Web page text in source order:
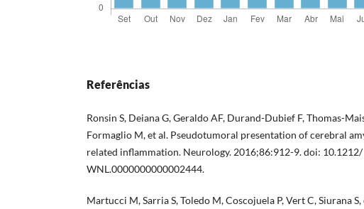
Referências
Ronsin S, Deiana G, Geraldo AF, Durand-Dubief F, Thomas-
Formaglio M, et al. Pseudotumoral presentation of cerebral
related inflammation. Neurology. 2016;86:912-9. doi: 10.1212/
WNL.0000000000002444.
Martucci M, Sarria S, Toledo M, Coscojuela P, Vert C, Siurana